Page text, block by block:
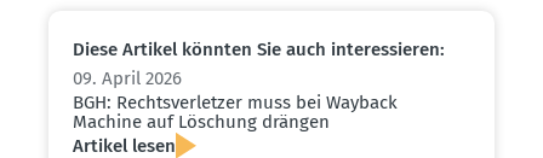
Diese Artikel könnten Sie auch inter­es­sieren:
09. April 2026
BGH: Rechts­ver­letzer muss bei Wayback
Machine auf Löschung drängen
Artikel lesen